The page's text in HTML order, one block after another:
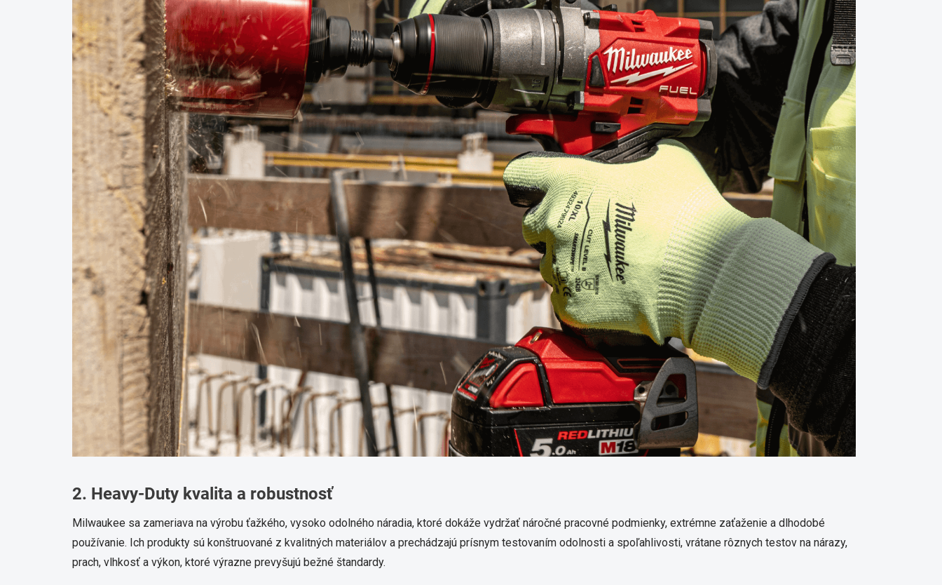
2. Heavy-Duty kvalita a robustnosť
Milwaukee sa zameriava na výrobu ťažkého, vysoko odolného náradia, ktoré dokáže vydržať náročné pracovné podmienky, extrémne zaťaženie a dlhodobé
používanie. Ich produkty sú konštruované z kvalitných materiálov a prechádzajú prísnym testovaním odolnosti a spoľahlivosti, vrátane rôznych testov na nárazy,
prach, vlhkosť a výkon, ktoré výrazne prevyšujú bežné štandardy.